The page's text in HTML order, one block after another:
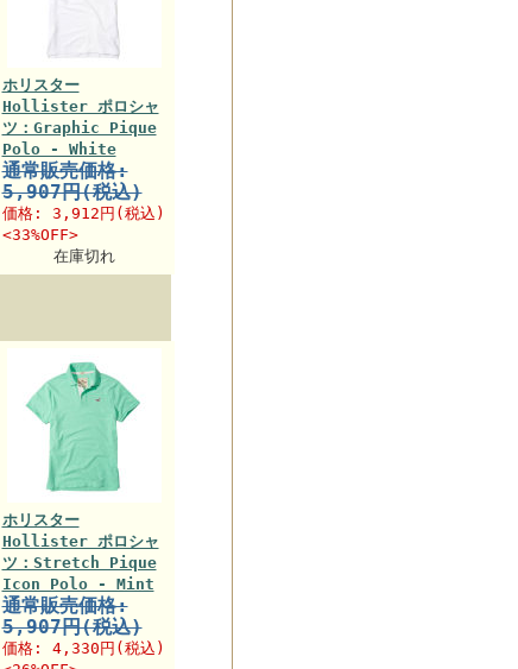
ホリスター
Hollister ポロシャ
ツ：Graphic Pique
Polo - White
通常販売価格:
5,907円(税込)
価格: 3,912円 (税込)
<33%OFF>
在庫切れ
ホリスター
Hollister ポロシャ
ツ：Stretch Pique
Icon Polo - Mint
通常販売価格:
5,907円(税込)
価格: 4,330円 (税込)